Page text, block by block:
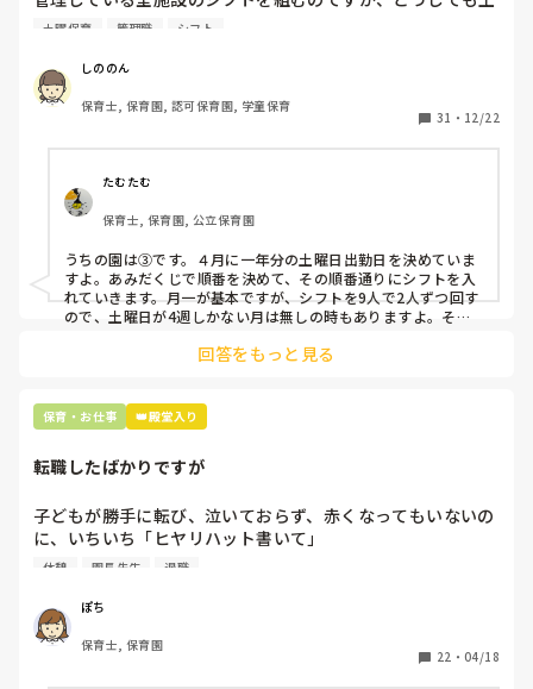
曜保育だけは入れる方が少なく、いつも苦労しています。
て入職しているはずですが、いざ勤務が始まると一日も土曜
出勤が出来ない方ばかりです。
①土曜日の希望休は2日まで、と制限をかける
②毎月、必ず土曜保育に入ることのできる日を1日だけピッ
クアップしてもらう
③仮シフトが出た時、土曜出勤が難しければ自身で代わりの
人を交渉して見つけてもらう
上記のいずれかの対策を取り入れることを考えています。
土曜保育 管理職 シフト
しののん
保育士, 保育園, 認可保育園, 学童保育
31 ・ 12/22
たむたむ
保育士, 保育園, 公立保育園
うちの園は③です。４月に一年分の土曜日出勤日を決めていま
すよ。あみだくじで順番を決めて、その順番通りにシフトを入
れていきます。月一が基本ですが、シフトを9人で2人ずつ回す
ので、土曜日が4週しかない月は無しの時もありますよ。その
て貰い、主任に報告してます。
回答をもっと見る
保育・お仕事 👑殿堂入り
転職したばかりですが
子どもが勝手に転び、泣いておらず、赤くなってもいないの
に、いちいち「ヒヤリハット書いて」
と書かされ
（そう言う本人は書かない）
しかも、上司に↑この内容でも
休憩 園長先生 退職
ぽち
保育士, 保育園
22 ・ 04/18